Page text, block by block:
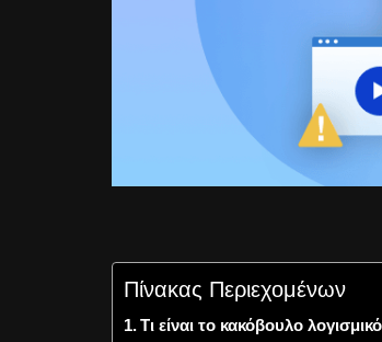
Πίνακας Περιεχομένων
Τι είναι το κακόβουλο